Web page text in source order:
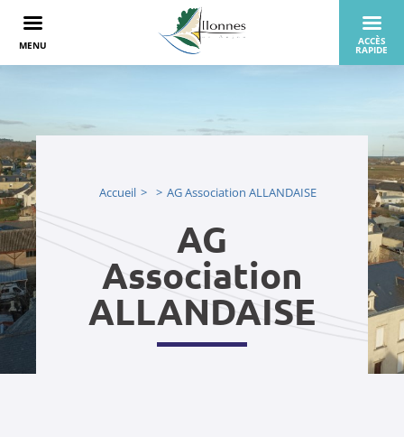
Accueil AG Association ALLANDAISE
AG
Association
ALLANDAISE